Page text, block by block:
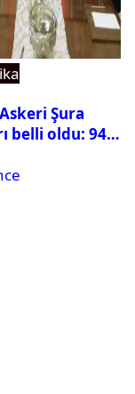
Şura
belli oldu: 94